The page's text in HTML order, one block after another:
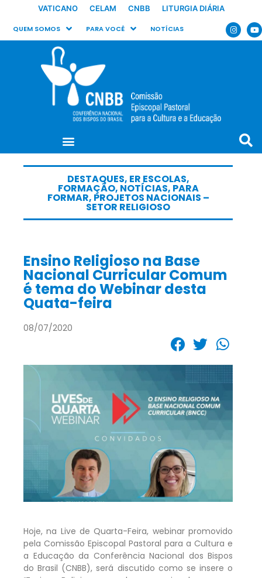
VATICANO CELAM CNBB LITURGIA DIÁRIA
QUEM SOMOS PARA VOCÊ NOTÍCIAS
DESTAQUES, ER ESCOLAS,
FORMAÇÃO, NOTÍCIAS, PARA
FORMAR, PROJETOS NACIONAIS –
SETOR RELIGIOSO
Ensino Religioso na Base
Nacional Curricular Comum
é tema do Webinar desta
Quata-feira
08/07/2020
Hoje, na Live de Quarta-Feira, webinar promovido
pela Comissão Episcopal Pastoral para a Cultura e
a Educação da Conferência Nacional dos Bispos
do Brasil (CNBB), será discutido como se insere o